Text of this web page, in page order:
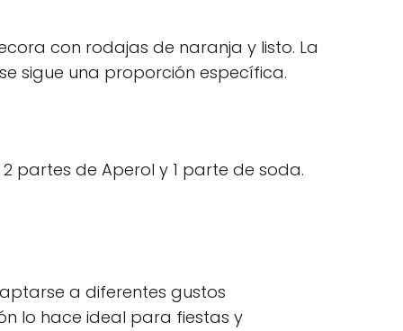
con rodajas de naranja y listo. La
sigue una proporción específica.
partes de Aperol y 1 parte de soda.
a diferentes gustos
lo hace ideal para fiestas y